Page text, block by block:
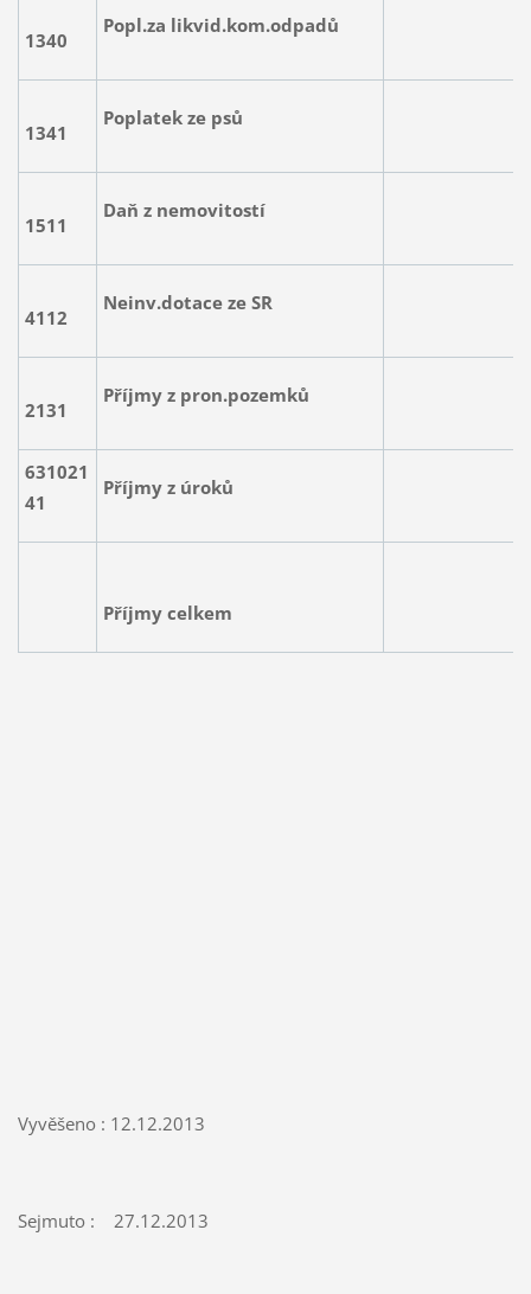
1340
Popl.za likvid.kom.odpadů
1341
Poplatek ze psů
1511
Daň z nemovitostí
4112
Neinv.dotace ze SR
2131
Příjmy z pron.pozemků
631021
41
Příjmy z úroků
Příjmy celkem
Vyvěšeno : 12.12.2013
Sejmuto : 27.12.2013